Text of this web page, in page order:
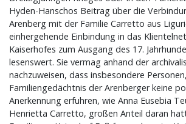
Hyden-Hanschos Beitrag über die
Arenberg mit der Familie Carretto aus
einhergehende Einbindung in das
Kaiserhofes zum Ausgang des 17.
lesenswert. Sie vermag anhand der
nachzuweisen, dass insbesondere
Familiengedächtnis der Arenberger keine
Anerkennung erfuhren, wie Anna Eusebia
Henrietta Carretto, großen Anteil daran